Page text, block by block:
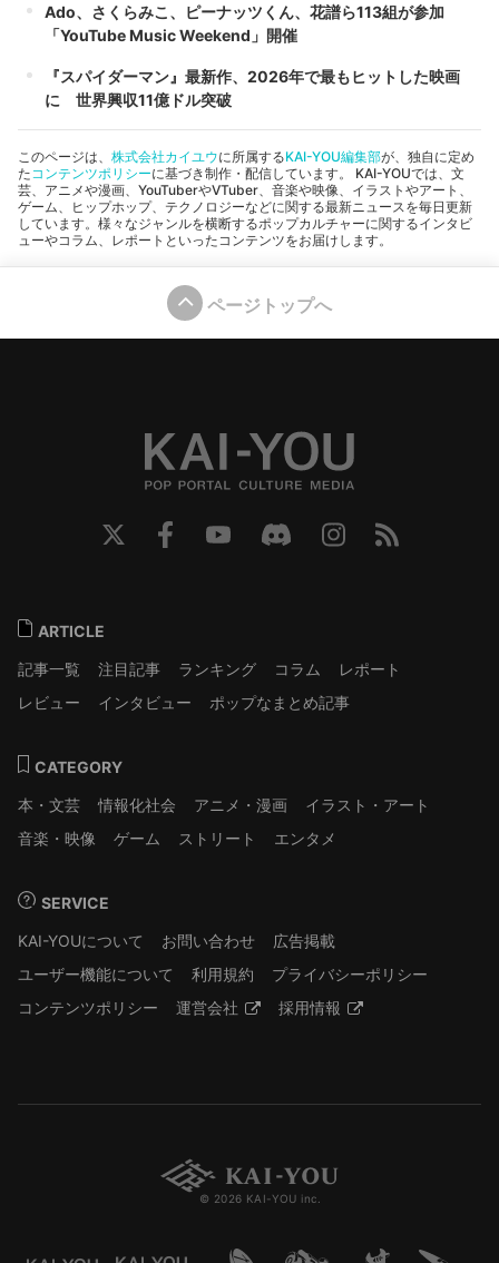
Ado、さくらみこ、ピーナッツくん、花譜ら113組が参加
「YouTube Music Weekend」開催
『スパイダーマン』最新作、2026年で最もヒットした映画
に 世界興収11億ドル突破
このページは、 株式会社カイユウに所属するKAI-YOU編集部が、独自に定め
たコンテンツポリシーに基づき制作・配信しています。 KAI-YOUでは、文
芸、アニメや漫画、YouTuberやVTuber、音楽や映像、イラストやアート、
ゲーム、ヒップホップ、テクノロジーなどに関する最新ニュースを毎日更新
しています。様々なジャンルを横断するポップカルチャーに関するインタビ
ューやコラム、レポートといったコンテンツをお届けします。
ページトップへ
ARTICLE
記事一覧
注目記事 ランキング コラム
レポート
レビュー
インタビュー ポップなまとめ記事
CATEGORY
本・文芸
情報化社会 アニメ・漫画
イラスト・アート
音楽・映像
ゲーム ストリート エンタメ
SERVICE
KAI-YOUについて
お問い合わせ
広告掲載
ユーザー機能について
利用規約
プライバシーポリシー
コンテンツポリシー
運営会社 採用情報
© 2026 KAI-YOU inc.